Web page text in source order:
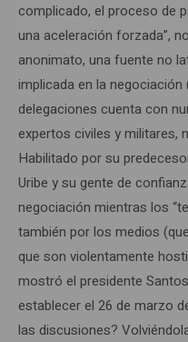
complicado, el proceso de
una aceleración forzada”,
anonimato, una fuente no
implicada en la
delegaciones cuenta con
expertos civiles y militares,
Habilitado por su
Uribe y su gente de
negociación mientras los
también por los medios
que son violentamente
mostró el presidente
establecer el 26 de marzo
las discusiones?